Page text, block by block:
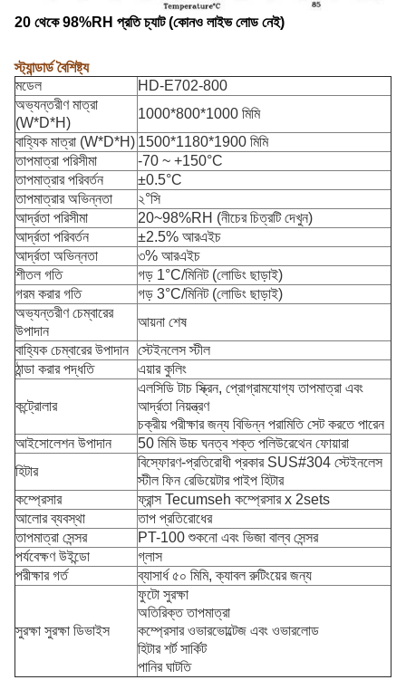
20 থেকে 98%RH প্রতি চ্যাট (কোনও লাইভ লোড নেই)
স্ট্যান্ডার্ড বৈশিষ্ট্য
মডেল
HD-E702-800
অভ্যন্তরীণ মাত্রা
(W*D*H)
1000*800*1000 মিমি
বাহ্যিক মাত্রা (W*D*H) 1500*1180*1900 মিমি
তাপমাত্রা পরিসীমা
-70 ~ +150°C
তাপমাত্রার পরিবর্তন
±0.5°C
তাপমাত্রার অভিন্নতা
২°সি
আর্দ্রতা পরিসীমা
20~98%RH (নীচের চিত্রটি দেখুন)
আর্দ্রতা পরিবর্তন
±2.5% আরএইচ
আর্দ্রতা অভিন্নতা
৩% আরএইচ
শীতল গতি
গড় 1°C/মিনিট (লোডিং ছাড়াই)
গরম করার গতি
গড় 3°C/মিনিট (লোডিং ছাড়াই)
অভ্যন্তরীণ চেম্বারের
উপাদান
আয়না শেষ
বাহ্যিক চেম্বারের উপাদান স্টেইনলেস স্টীল
ঠান্ডা করার পদ্ধতি
এয়ার কুলিং
কন্ট্রোলার
এলসিডি টাচ স্ক্রিন, প্রোগ্রামযোগ্য তাপমাত্রা এবং
আর্দ্রতা নিয়ন্ত্রণ
চক্রীয় পরীক্ষার জন্য বিভিন্ন পরামিতি সেট করতে পারেন
আইসোলেশন উপাদান
50 মিমি উচ্চ ঘনত্ব শক্ত পলিউরেথেন ফোয়ারা
হিটার
বিস্ফোরণ-প্রতিরোধী প্রকার SUS#304 স্টেইনলেস
স্টীল ফিন রেডিয়েটার পাইপ হিটার
কম্প্রেসার
ফ্রান্স Tecumseh কম্প্রেসার x 2sets
আলোর ব্যবস্থা
তাপ প্রতিরোধের
তাপমাত্রা সেন্সর
PT-100 শুকনো এবং ভিজা বাল্ব সেন্সর
পর্যবেক্ষণ উইন্ডো
গ্লাস
পরীক্ষার গর্ত
ব্যাসার্ধ ৫০ মিমি, ক্যাবল রুটিংয়ের জন্য
সুরক্ষা সুরক্ষা ডিভাইস
ফুটো সুরক্ষা
অতিরিক্ত তাপমাত্রা
কম্প্রেসার ওভারভোল্টেজ এবং ওভারলোড
হিটার শর্ট সার্কিট
পানির ঘাটতি